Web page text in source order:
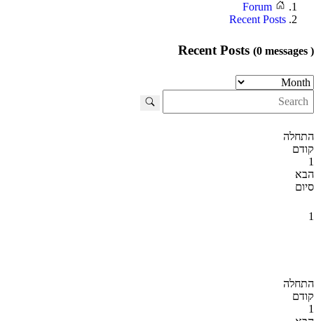
Forum
Recent Posts
Recent Posts (0 messages )
התחלה
קודם
1
הבא
סיום
1
התחלה
קודם
1